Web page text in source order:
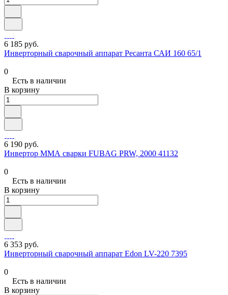
6 185 руб.
Инверторный сварочный аппарат Ресанта САИ 160 65/1
0
Есть в наличии
В корзину
6 190 руб.
Инвертор ММА сварки FUBAG PRW, 2000 41132
0
Есть в наличии
В корзину
6 353 руб.
Инверторный сварочный аппарат Edon LV-220 7395
0
Есть в наличии
В корзину